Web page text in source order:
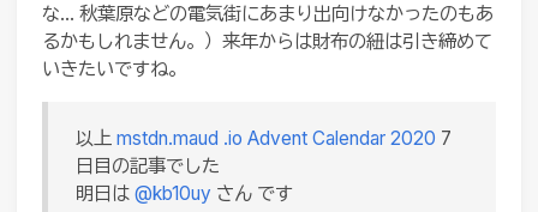
な… 秋葉原などの電気街にあまり出向けなかったのもあ
るかもしれません。）来年からは財布の紐は引き締めて
いきたいですね。
以上mstdn.maud .io Advent Calendar 2020 7
日目の記事でした
明日は@kb10uy さん です